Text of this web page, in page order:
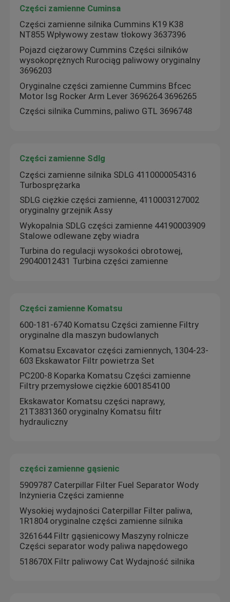
Części zamienne Cuminsa
Części zamienne silnika Cummins K19 K38
NT855 Wpływowy zestaw tłokowy 3637396
Pojazd ciężarowy Cummins Części silników
wysokoprężnych Rurociąg paliwowy oryginalny
3696203
Oryginalne części zamienne Cummins Bfcec
Motor Isg Rocker Arm Lever 3696264 3696265
Części silnika Cummins, paliwo GTL 3696748
Części zamienne Sdlg
Części zamienne silnika SDLG 4110000054316
Turbosprężarka
SDLG ciężkie części zamienne, 4110003127002
oryginalny grzejnik Assy
Wykopalnia SDLG części zamienne 44190003909
Stalowe odlewane zęby wiadra
Turbina do regulacji wysokości obrotowej,
29040012431 Turbina części zamienne
Części zamienne Komatsu
600-181-6740 Komatsu Części zamienne Filtry
oryginalne dla maszyn budowlanych
Komatsu Excavator części zamiennych, 1304-23-
603 Ekskawator Filtr powietrza Set
PC200-8 Koparka Komatsu Części zamienne
Filtry przemysłowe ciężkie 6001854100
Ekskawator Komatsu części naprawy,
21T3831360 oryginalny Komatsu filtr
hydrauliczny
części zamienne gąsienic
5909787 Caterpillar Filter Fuel Separator Wody
Inżynieria Części zamienne
Wysokiej wydajności Caterpillar Filter paliwa,
1R1804 oryginalne części zamienne silnika
3261644 Filtr gąsienicowy Maszyny rolnicze
Części separator wody paliwa napędowego
518670X Filtr paliwowy Cat Wydajność silnika